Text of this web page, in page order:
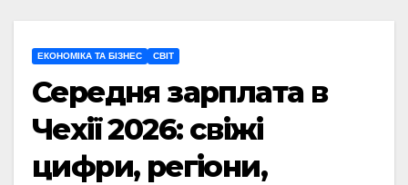
ЕКОНОМІКА ТА БІЗНЕС СВІТ
Середня зарплата в
Чехії 2026: свіжі
цифри, регіони,